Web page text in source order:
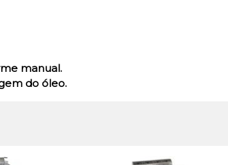
manual.
do óleo.